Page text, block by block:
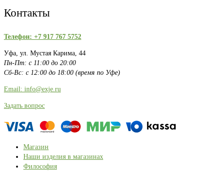
Контакты
Телефон: +7 917 767 5752
Уфа, ул. Мустая Карима, 44
Пн-Пт: с 11:00 до 20:00
Сб-Вс: с 12:00 до 18:00 (время по Уфе)
Email: info@exje.ru
Задать вопрос
Магазин
Наши изделия в магазинах
Философия